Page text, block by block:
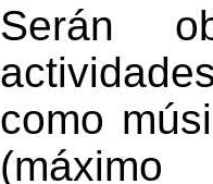
Serán
como